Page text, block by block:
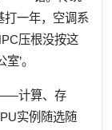
打一年，空调系
压根没按这
’。
计算、存
实例随选随